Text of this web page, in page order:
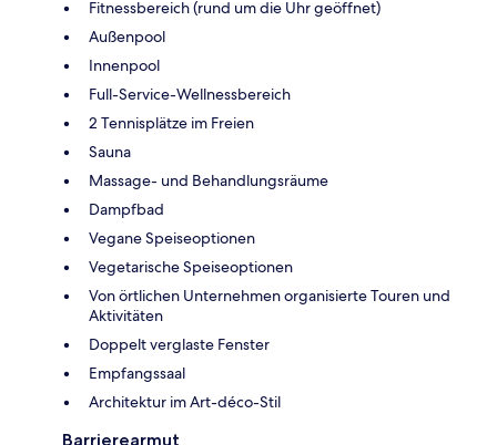
Fitnessbereich (rund um die Uhr geöffnet)
Außenpool
Innenpool
Full-Service-Wellnessbereich
2 Tennisplätze im Freien
Sauna
Massage- und Behandlungsräume
Dampfbad
Vegane Speiseoptionen
Vegetarische Speiseoptionen
Von örtlichen Unternehmen organisierte Touren und
Aktivitäten
Doppelt verglaste Fenster
Empfangssaal
Architektur im Art-déco-Stil
Barrierearmut